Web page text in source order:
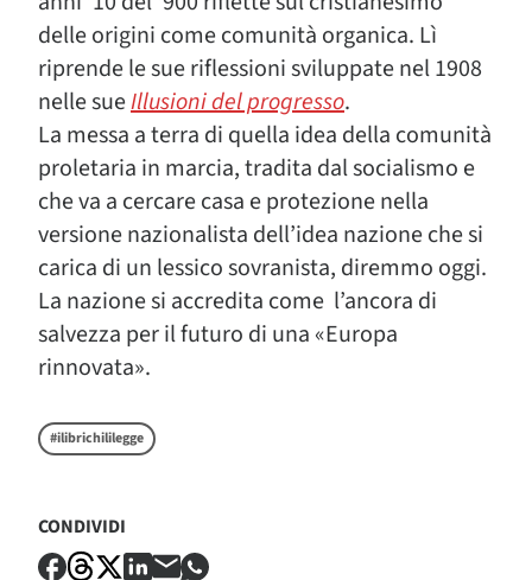
delle origini come comunità organica. Lì
riprende le sue riflessioni sviluppate nel 1908
nelle sueIllusioni del progresso.
La messa a terra di quella idea della comunità
proletaria in marcia, tradita dal socialismo e
che va a cercare casa e protezione nella
versione nazionalista dell’idea nazione che si
carica di un lessico sovranista, diremmo oggi.
La nazione si accredita come l’ancora di
salvezza per il futuro di una «Europa
rinnovata».
#ilibrichililegge
CONDIVIDI